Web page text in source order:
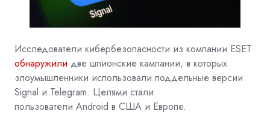
Исследователи кибербезопасности из компании ESET
обнаружили две шпионские кампании, в которых
злоумышленники использовали поддельные версии
Signal и Telegram. Целями стали
пользователи Android в США и Европе.